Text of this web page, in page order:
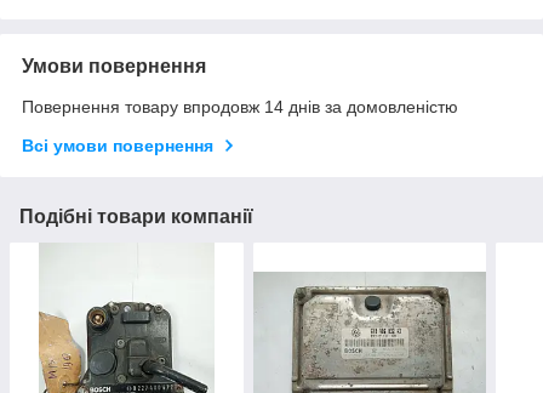
Умови повернення
Повернення товару впродовж 14 днів за домовленістю
Всі умови повернення
Подібні товари компанії